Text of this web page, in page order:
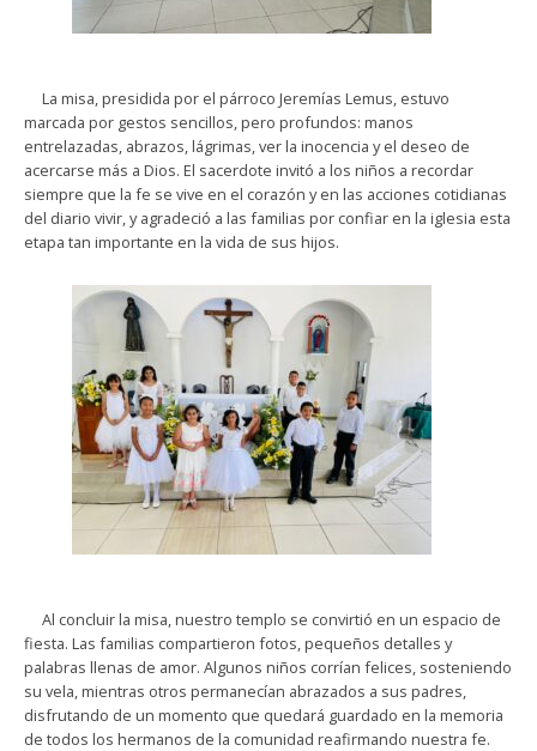
La misa, presidida por el párroco Jeremías Lemus, estuvo
marcada por gestos sencillos, pero profundos: manos
entrelazadas, abrazos, lágrimas, ver la inocencia y el deseo de
acercarse más a Dios. El sacerdote invitó a los niños a recordar
siempre que la fe se vive en el corazón y en las acciones cotidianas
del diario vivir, y agradeció a las familias por confiar en la iglesia esta
etapa tan importante en la vida de sus hijos.
Al concluir la misa, nuestro templo se convirtió en un espacio de
fiesta. Las familias compartieron fotos, pequeños detalles y
palabras llenas de amor. Algunos niños corrían felices, sosteniendo
su vela, mientras otros permanecían abrazados a sus padres,
disfrutando de un momento que quedará guardado en la memoria
de todos los hermanos de la comunidad reafirmando nuestra fe.